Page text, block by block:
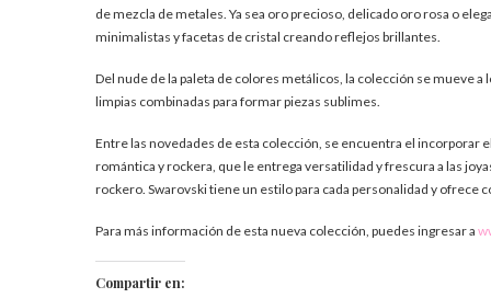
de mezcla de metales. Ya sea oro precioso, delicado oro rosa o
minimalistas y facetas de cristal creando reflejos brillantes.
Del nude de la paleta de colores metálicos, la colección se mueve
limpias combinadas para formar piezas sublimes.
Entre las novedades de esta colección, se encuentra el
romántica y rockera, que le entrega versatilidad y frescura a las
rockero. Swarovski tiene un estilo para cada personalidad y ofrece
Para más información de esta nueva colección, puedes ingresar a
Compartir en: